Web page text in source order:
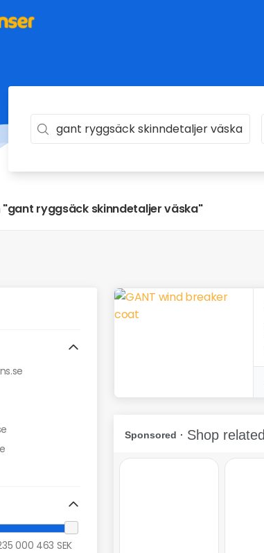
"gant ryggsäck skinndetaljer väska"
000 463 SEK